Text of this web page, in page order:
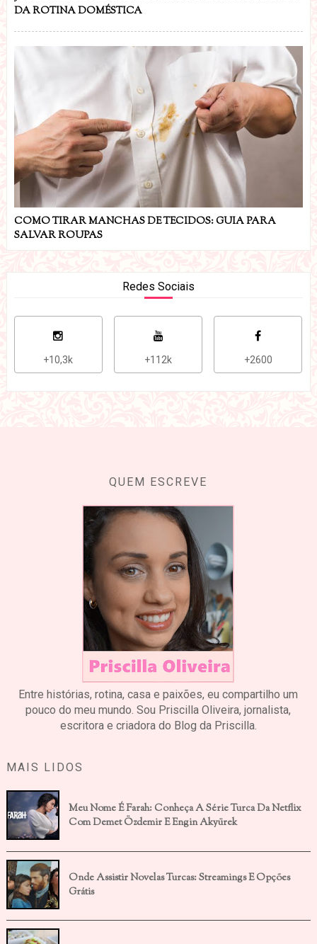
DA ROTINA DOMÉSTICA
COMO TIRAR MANCHAS DE TECIDOS: GUIA PARA
SALVAR ROUPAS
Redes Sociais
+10,3k +112k +2600
QUEM ESCREVE
Entre histórias, rotina, casa e paixões, eu compartilho um
pouco do meu mundo. Sou Priscilla Oliveira, jornalista,
escritora e criadora do Blog da Priscilla.
MAIS LIDOS
Meu Nome É Farah: Conheça A Série Turca Da Netflix
Com Demet Özdemir E Engin Akyürek
Onde Assistir Novelas Turcas: Streamings E Opções
Grátis